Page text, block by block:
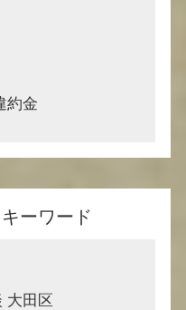
約金
ーワード
大田区